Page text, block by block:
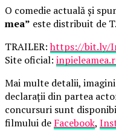
O comedie actuală și
mea” este distribuit de
TRAILER:https://bit.ly/
Site oficial:
Mai multe detalii,
declarații din partea
concursuri sunt
filmului de Facebook,